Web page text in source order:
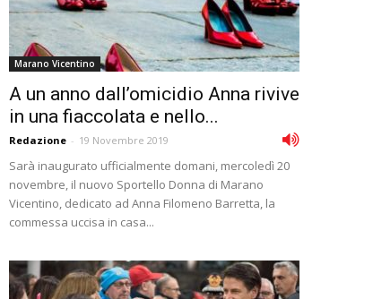
Marano Vicentino
A un anno dall’omicidio Anna rivive
in una fiaccolata e nello...
Redazione - 19 Novembre 2019
Sarà inaugurato ufficialmente domani, mercoledì 20
novembre, il nuovo Sportello Donna di Marano
Vicentino, dedicato ad Anna Filomeno Barretta, la
commessa uccisa in casa...